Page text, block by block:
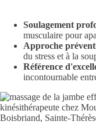
Soulagement
musculaire pour
Approche
du stress et à la
Référence
incontournable